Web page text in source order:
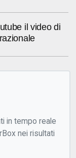
il video di
in tempo reale
nei risultati